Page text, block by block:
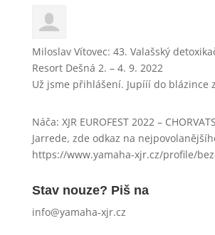
Miloslav Vítovec: 43. Valašský
Resort Dešná 2. – 4. 9. 2022
Už jsme přihlášení. Jupííí do blázince
Náča: XJR EUROFEST 2022 –
Jarrede, zde odkaz na
https://www.yamaha-xjr.cz/profile/
Stav nouze? Piš na
info@yamaha-xjr.cz